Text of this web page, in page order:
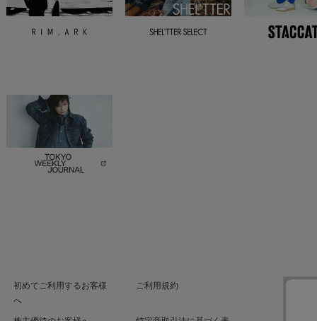
初めてご利用するお客様
へ
ご利用規約